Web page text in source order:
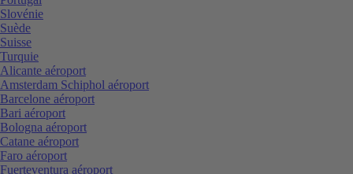
Slovénie
Suède
Suisse
Turquie
Alicante aéroport
Amsterdam Schiphol aéroport
Barcelone aéroport
Bari aéroport
Bologna aéroport
Catane aéroport
Faro aéroport
Fuerteventura aéroport